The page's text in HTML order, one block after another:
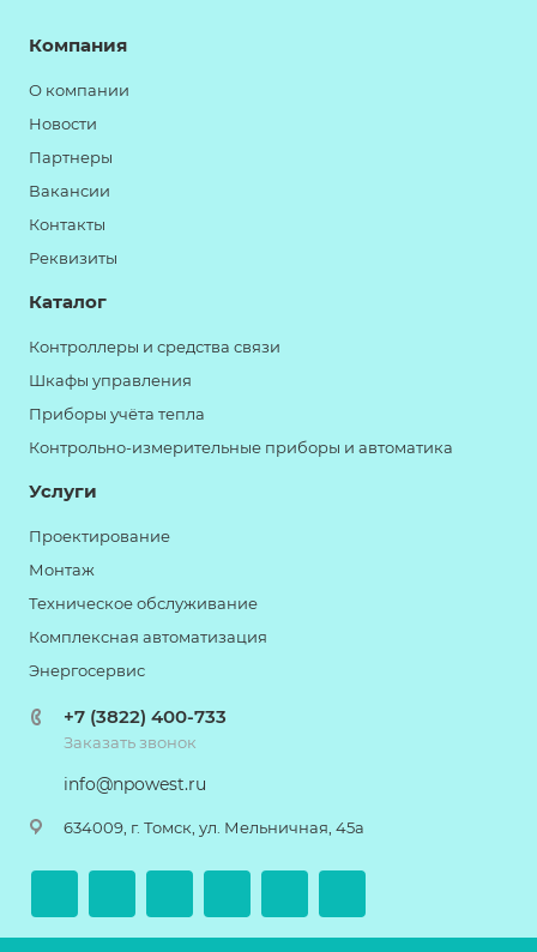
Компания
О компании
Новости
Партнеры
Вакансии
Контакты
Реквизиты
Каталог
Контроллеры и средства связи
Шкафы управления
Приборы учёта тепла
Контрольно-измерительные приборы и автоматика
Услуги
Проектирование
Монтаж
Техническое обслуживание
Комплексная автоматизация
Энергосервис
+7 (3822) 400-733
Заказать звонок
info@npowest.ru
634009, г. Томск, ул. Мельничная, 45а